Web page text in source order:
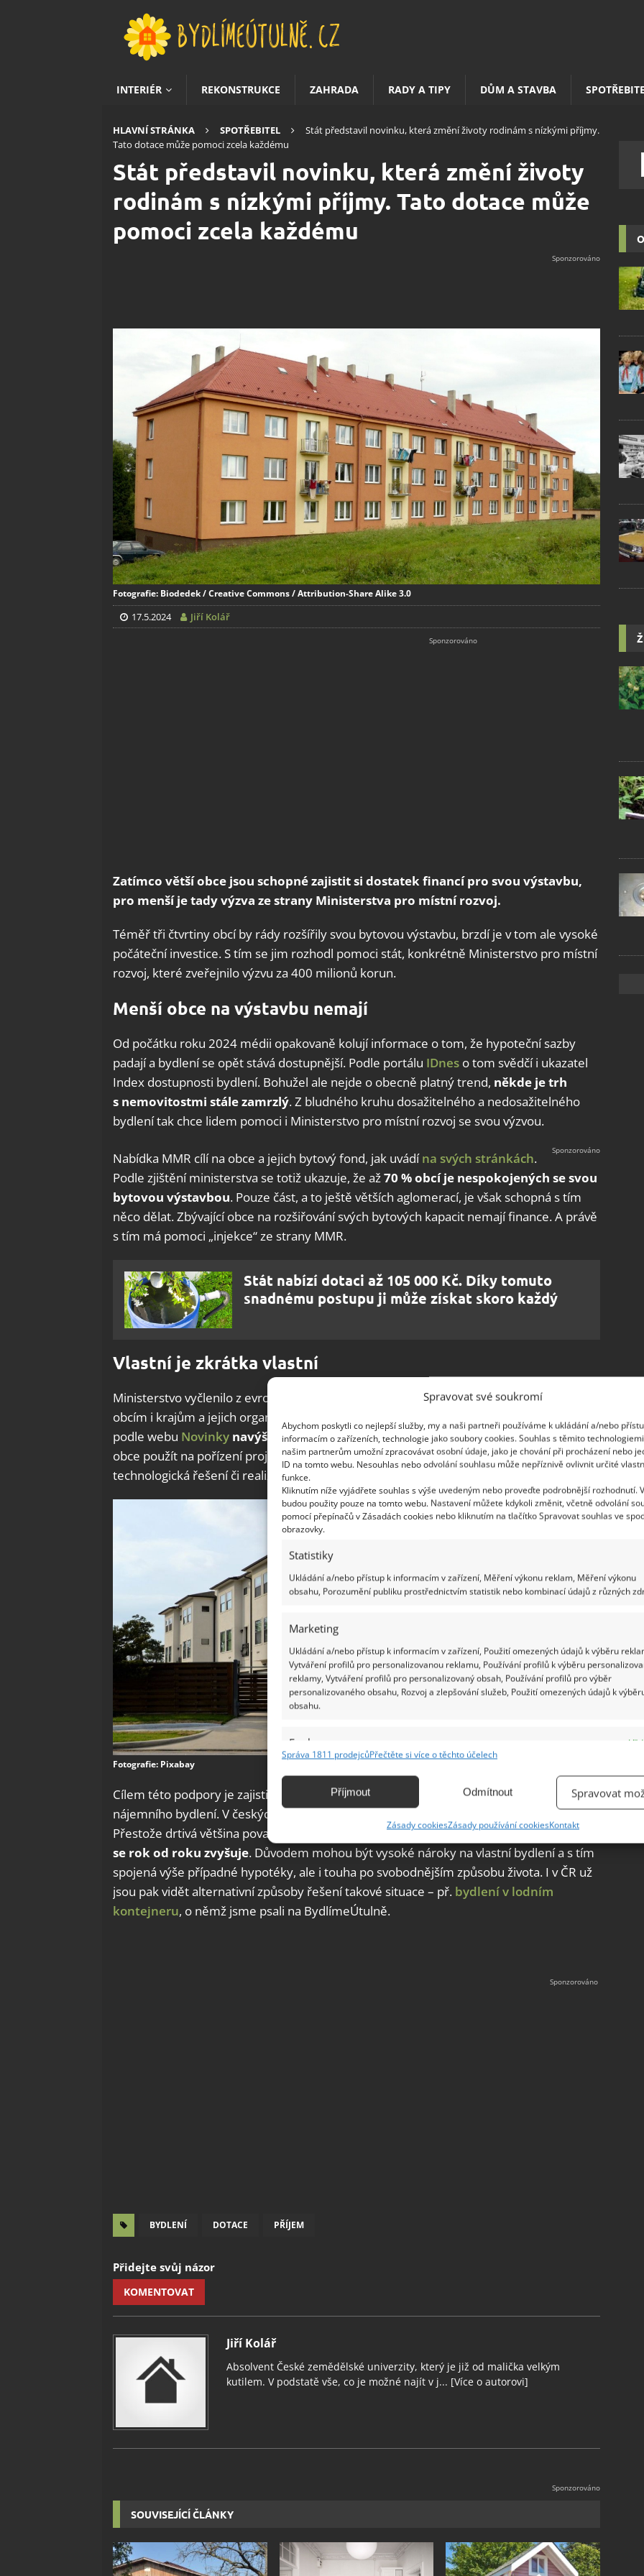
Spravovat své soukromí
Abychom poskytli co nejlepší služby, my a naši partneři používáme k ukládání a/nebo
informacím o zařízeních, technologie jako soubory cookies. Souhlas s těmito
našim partnerům umožní zpracovávat osobní údaje, jako je chování při procházení nebo
ID na tomto webu. Nesouhlas nebo odvolání souhlasu může nepříznivě ovlivnit určité
funkce.
Kliknutím níže vyjádřete souhlas s výše uvedeným nebo proveďte podrobnější rozhodnutí.
budou použity pouze na tomto webu. Nastavení můžete kdykoli změnit, včetně odvolání
pomocí přepínačů v Zásadách cookies nebo kliknutím na tlačítko Spravovat souhlas ve
obrazovky.
Statistiky
Ukládání a/nebo přístup k informacím v zařízení, Měření výkonu reklam, Měření výkonu
obsahu, Porozumění publiku prostřednictvím statistik nebo kombinací údajů z různých
Marketing
Ukládání a/nebo přístup k informacím v zařízení, Použití omezených údajů k výběru
Vytváření profilů pro personalizovanou reklamu, Používání profilů k výběru
reklamy, Vytváření profilů pro personalizovaný obsah, Používání profilů pro výběr
personalizovaného obsahu, Rozvoj a zlepšování služeb, Použití omezených údajů k
obsahu.
Funkce
Identifikace zařízení na základě automaticky přenášených informací.
základě aktivně vyžádaných informací.
Zajištění bezpečnosti, předcházení a zjišťování podvodů a
odstraňování chyb, Poskytování a zobrazování reklamy a obsahu,
Ukládání a sdělování voleb ochrany osobních údajů.
Správa 1811 prodejcůPřečtěte si více o těchto účelech
Příjmout Odmítnout Spravovat
Zásady cookiesZásady používání cookiesKontakt
INTERIÉR REKONSTRUKCE ZAHRADA RADY A TIPY DŮM A STAVBA
HLAVNÍ STRÁNKA SPOTŘEBITEL
Stát představil novinku, která změní životy rodinám s nízkými příjmy.
Tato dotace může pomoci zcela každému
Stát představil novinku, která změní životy
rodinám s nízkými příjmy. Tato dotace může
pomoci zcela každému
Fotografie: Biodedek / Creative Commons / Attribution-Share Alike 3.0
17.5.2024 Jiří Kolář
Zatímco větší obce jsou schopné zajistit si dostatek financí pro svou výstavbu,
pro menší je tady výzva ze strany Ministerstva pro místní rozvoj.
Téměř tři čtvrtiny obcí by rády rozšířily svou bytovou výstavbu, brzdí je v tom ale vysoké
počáteční investice. S tím se jim rozhodl pomoci stát, konkrétně Ministerstvo pro místní
rozvoj, které zveřejnilo výzvu za 400 milionů korun.
Menší obce na výstavbu nemají
Od počátku roku 2024 médii opakovaně kolují informace o tom, že hypoteční sazby
padají a bydlení se opět stává dostupnější. Podle portálu IDnes o tom svědčí i ukazatel
Index dostupnosti bydlení. Bohužel ale nejde o obecně platný trend, někde je trh
s nemovitostmi stále zamrzlý. Z bludného kruhu dosažitelného a nedosažitelného
bydlení tak chce lidem pomoci i Ministerstvo pro místní rozvoj se svou výzvou.
Nabídka MMR cílí na obce a jejich bytový fond, jak uvádína svých stránkách.
Podle zjištění ministerstva se totiž ukazuje, že až70 % obcí je nespokojených se svou
bytovou výstavbou. Pouze část, a to ještě větších aglomerací, je však schopná s tím
něco dělat. Zbývající obce na rozšiřování svých bytových kapacit nemají finance. A právě
s tím má pomoci „injekce“ ze strany MMR.
Stát nabízí dotaci až 105 000 Kč. Díky tomuto
snadnému postupu ji může získat skoro každý
Vlastní je zkrátka vlastní
Ministerstvo vyčlenilo z evropských zdrojů 400 milionů korun, kterými chce pomoci
obcím i krajům a jejich organizacím. Celková pomoc ze strany tohoto resortu se tak
podle webu Novinky navýšila na neuvěřitelných 1,4 miliardy korun. Dotaci mohou
obce použít na pořízení projektové dokumentace, studie proveditelnosti, stavebně
technologická řešení či realizaci architektonické či urbanistické soutěže.
Fotografie: Pixabay
Cílem této podpory je zajistit větší bytové kapacity obcí a krajů a tím rozšířit možnosti
nájemního bydlení. V českých poměrech žije podleEurostatu
asi 23 % lidí v nájmu.
Přestože drtivá většina považuje vlastní bydlení za větší jistotu,počet osob v nájmech
se rok od roku zvyšuje. Důvodem mohou být vysoké nároky na vlastní bydlení a s tím
spojená výše případné hypotéky, ale i touha po svobodnějším způsobu života. I v ČR už
jsou pak vidět alternativní způsoby řešení takové situace – př. bydlení v lodním
kontejneru, o němž jsme psali na BydlímeÚtulně.
BYDLENÍ DOTACE PŘÍJEM
Přidejte svůj názor
KOMENTOVAT
Jiří Kolář
Absolvent České zemědělské univerzity, který je již od malička velkým
kutilem. V podstatě vše, co je možné najít v j... [Více o autorovi]
SOUVISEJÍCÍ ČLÁNKY